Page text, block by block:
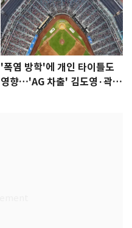
'폭염 방학'에 개인 타이틀도
영향…'AG 차출' 김도영·곽빈